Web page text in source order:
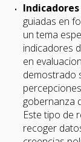
guiadas en
un tema
indicadores
en
demostrado
gobernanza
Este tipo de
recoger